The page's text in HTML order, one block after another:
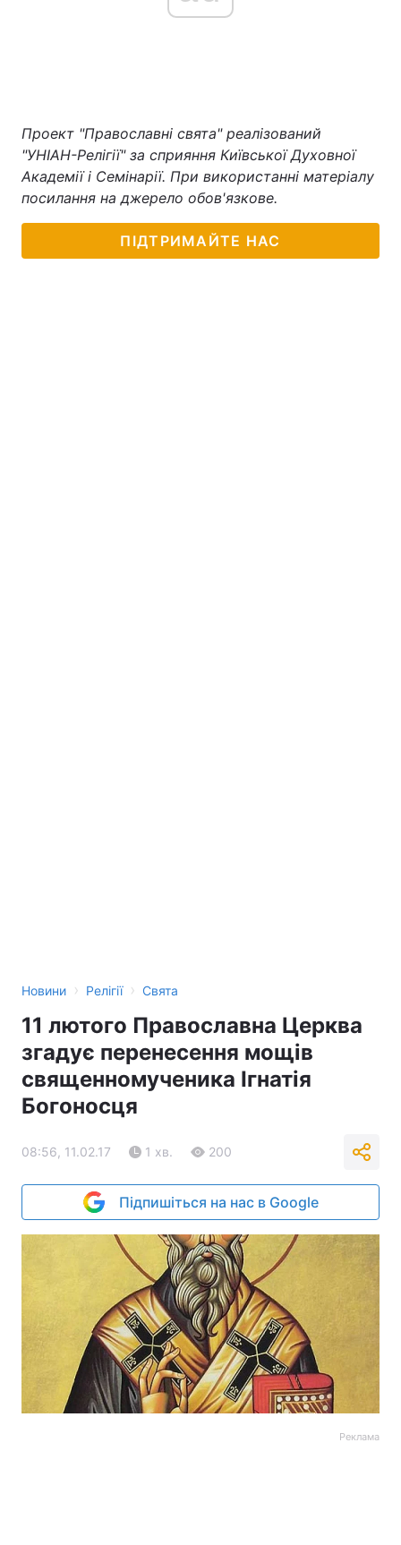
Проект "Православні свята" реалізований
"УНІАН-Релігії" за сприяння Київської Духовної
Академії і Семінарії. При використанні матеріалу
посилання на джерело обов'язкове.
ПІДТРИМАЙТЕ НАС
Новини › Релігії › Свята
11 лютого Православна Церква
згадує перенесення мощів
священномученика Ігнатія
Богоносця
08:56, 11.02.17 1 хв. 200
Підпишіться на нас в Google
Реклама